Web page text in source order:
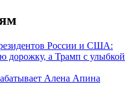
России и США:
дорожку, а Трамп с улыбкой
Алена Апина